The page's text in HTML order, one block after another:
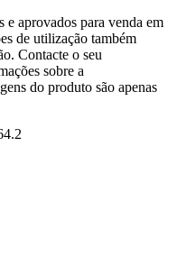
e aprovados para venda em
de utilização também
Contacte o seu
sobre a
do produto são apenas